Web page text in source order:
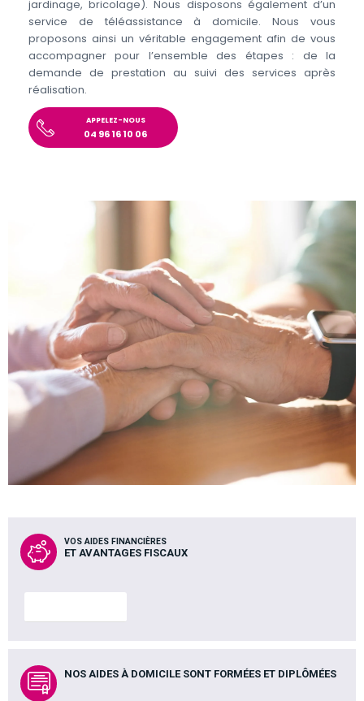
jardinage, bricolage). Nous disposons également d’un
service de téléassistance à domicile. Nous vous
proposons ainsi un véritable engagement afin de vous
accompagner pour l’ensemble des étapes : de la
demande de prestation au suivi des services après
réalisation.
APPELEZ-NOUS
04 96 16 10 06
VOS AIDES FINANCIÈRES
ET AVANTAGES FISCAUX
NOS AIDES À DOMICILE SONT FORMÉES ET DIPLÔMÉES